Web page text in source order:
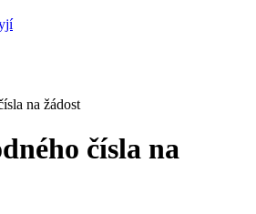
na žádost
čísla na